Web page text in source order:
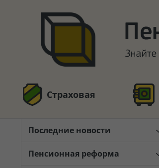
Страховая
Последние новости
Пенсионная реформа